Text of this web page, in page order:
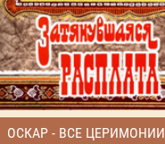
ОСКАР - ВСЕ ЦЕРИМОНИИ